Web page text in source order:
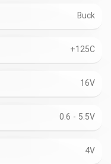
Buck
+125C
16V
0.6 - 5.5V
4V